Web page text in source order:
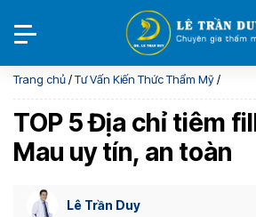
Trang chủ/Tư Vấn Kiến Thức Thẩm Mỹ/
TOP 5 Địa chỉ tiêm
Mau uy tín, an toàn
Lê Trần Duy